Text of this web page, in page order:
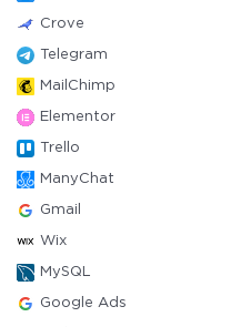
Crove
Telegram
MailChimp
Elementor
Trello
ManyChat
Gmail
Wix
MySQL
Google Ads